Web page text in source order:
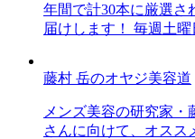
年間で計30本に厳選さ
届けします！ 毎週土曜
藤村 岳のオヤジ美容道
メンズ美容の研究家
さんに向けて、オスス